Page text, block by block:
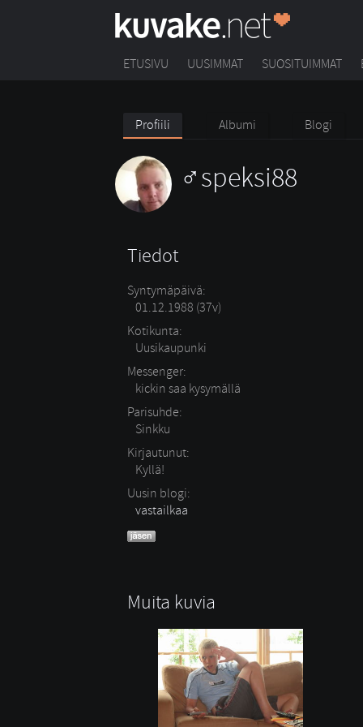
ETUSIVU UUSIMMAT SUOSITUIMMAT
Profiili Albumi Blogi
speksi88
Tiedot
Syntymäpäivä:
01.12.1988 (37v)
Kotikunta:
Uusikaupunki
Messenger:
kickin saa kysymällä
Parisuhde:
Sinkku
Kirjautunut:
Kyllä!
Uusin blogi:
vastailkaa
Muita kuvia